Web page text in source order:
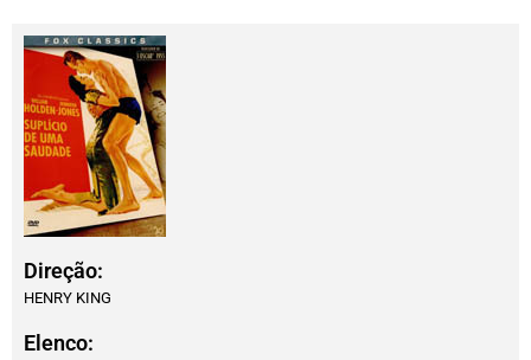
Direção:
HENRY KING
Elenco: